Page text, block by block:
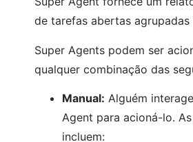
de tarefas abertas
Super Agents podem ser
qualquer combinação das
Manual: Alguém
Agent para acioná-lo.
incluem: